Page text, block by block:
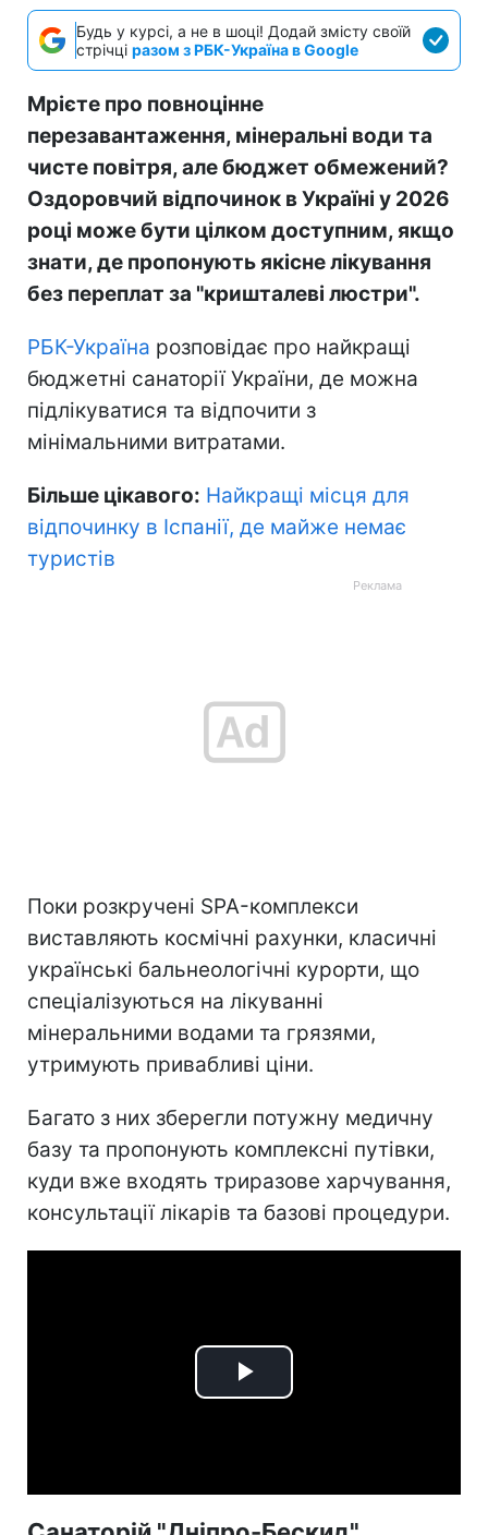
Будь у курсі, а не в шоці! Додай змісту своїй
стрічці разом з РБК-Україна в Google
Мрієте про повноцінне
перезавантаження, мінеральні води та
чисте повітря, але бюджет обмежений?
Оздоровчий відпочинок в Україні у 2026
році може бути цілком доступним, якщо
знати, де пропонують якісне лікування
без переплат за "кришталеві люстри".
РБК-Україна розповідає про найкращі
бюджетні санаторії України, де можна
підлікуватися та відпочити з
мінімальними витратами.
Більше цікавого: Найкращі місця для
відпочинку в Іспанії, де майже немає
туристів
Поки розкручені SPA-комплекси
виставляють космічні рахунки, класичні
українські бальнеологічні курорти, що
спеціалізуються на лікуванні
мінеральними водами та грязями,
утримують привабливі ціни.
Багато з них зберегли потужну медичну
базу та пропонують комплексні путівки,
куди вже входять триразове харчування,
консультації лікарів та базові процедури.
Play